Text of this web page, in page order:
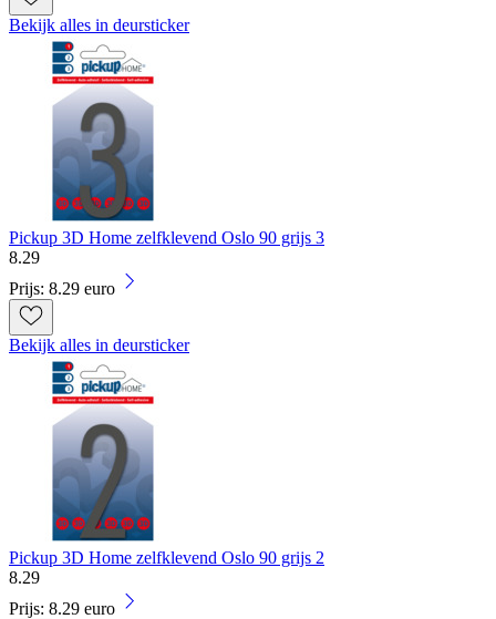
Bekijk alles in deursticker
Pickup 3D Home zelfklevend Oslo 90 grijs 3
8.29
Prijs: 8.29 euro
Bekijk alles in deursticker
Pickup 3D Home zelfklevend Oslo 90 grijs 2
8.29
Prijs: 8.29 euro